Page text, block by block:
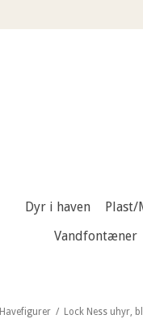
Dyr i haven Plast/
Vandfontæner
Havefigurer / Lock Ness uhyr,